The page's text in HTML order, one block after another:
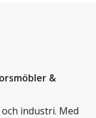
&
industri. Med